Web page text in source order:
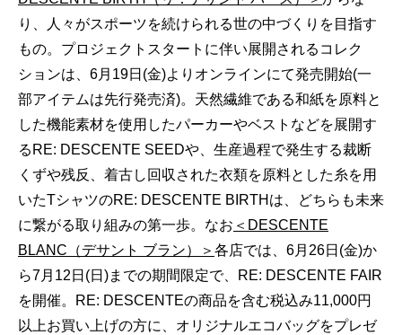
り、人々がスポーツを続けられる世の中づくりを目指す
もの。プロジェクトスタートに伴い展開されるコレク
ションは、6月19日(金)よりオンラインにて発売開始(一
部アイテムは先行発売済)。天然繊維である和紙を原料と
した機能素材を使用したパーカーやベストなどを展開す
るRE: DESCENTE SEEDや、生産過程で発生する裁断
くずや残反、 着古し回収された衣類を原料とした糸を用
いたTシャツのRE: DESCENTE BIRTHは、どちらも未来
に繋がる取り組みの第一歩。なお ＜ DESCENTE
BLANC（デサント ブラン）＞ 各店では、6月26日(金)か
ら7月12日(日)までの期間限定で、RE: DESCENTE FAIR
を開催。RE: DESCENTEの商品を含む税込み11,000円
以上お買い上げの方に、 オリジナルエコバッグをプレゼ